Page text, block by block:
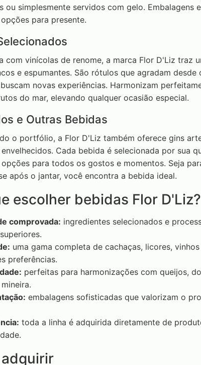
ou simplesmente servidos com gelo. Embalagens
para presente.
com vinícolas de renome, a marca Flor D'Liz traz
e espumantes. São rótulos que agradam desde
novas experiências. Harmonizam
do mar, elevando qualquer ocasião especial.
e Outras Bebidas
o portfólio, a Flor D'Liz também oferece gins
Cada bebida é selecionada por sua
para todos os gostos e momentos. Seja
após o jantar, você encontra a bebida ideal.
escolher bebidas Flor D'Liz?
comprovada: ingredientes selecionados e
uma gama completa de cachaças, licores,
preferências.
perfeitas para harmonizações com queijos,
embalagens sofisticadas que valorizam o
toda a linha é adquirida diretamente de